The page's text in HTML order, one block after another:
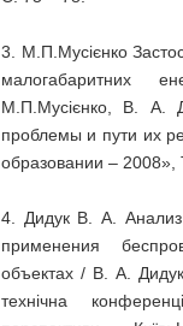
3. М.П.Мусієнко
малогабаритних
М.П.Мусієнко, В. А.
проблемы и пути их
образовании –
4. Дидук В. А. Анализ
применения
объектах / В. А.
технічна